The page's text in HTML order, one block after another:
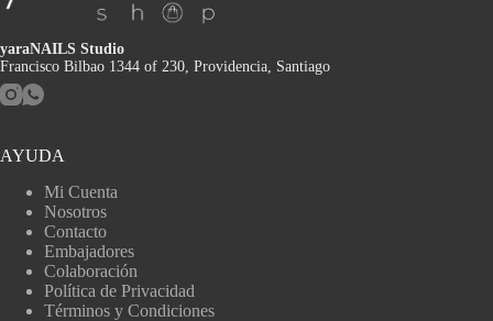
yaraNAILS Studio
Francisco Bilbao 1344 of 230, Providencia, Santiago
AYUDA
Mi Cuenta
Nosotros
Contacto
Embajadores
Colaboración
Política de Privacidad
Términos y Condiciones